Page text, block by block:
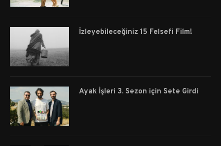
İzleyebileceğiniz 15 Felsefi Film!
Ayak İşleri 3. Sezon için Sete Girdi